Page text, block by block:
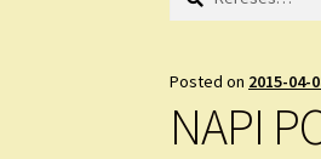
Posted on 2015-04-
NAPI